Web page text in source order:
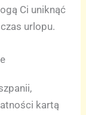
Ci uniknąć
urlopu.
kartą